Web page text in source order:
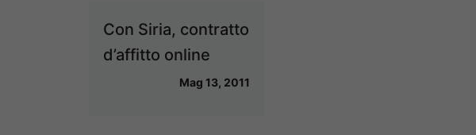
Con Siria, contratto
d’affitto online
Mag 13, 2011